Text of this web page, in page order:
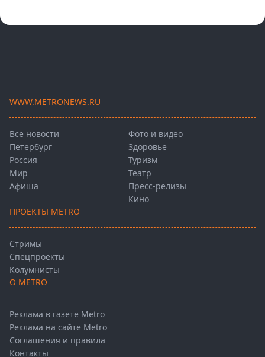
WWW.METRONEWS.RU
Все новости
Петербург
Россия
Мир
Афиша
Фото и видео
Здоровье
Туризм
Театр
Пресс-релизы
Кино
ПРОЕКТЫ METRO
Стримы
Спецпроекты
Колумнисты
О METRO
Реклама в газете Metro
Реклама на сайте Metro
Соглашения и правила
Контакты